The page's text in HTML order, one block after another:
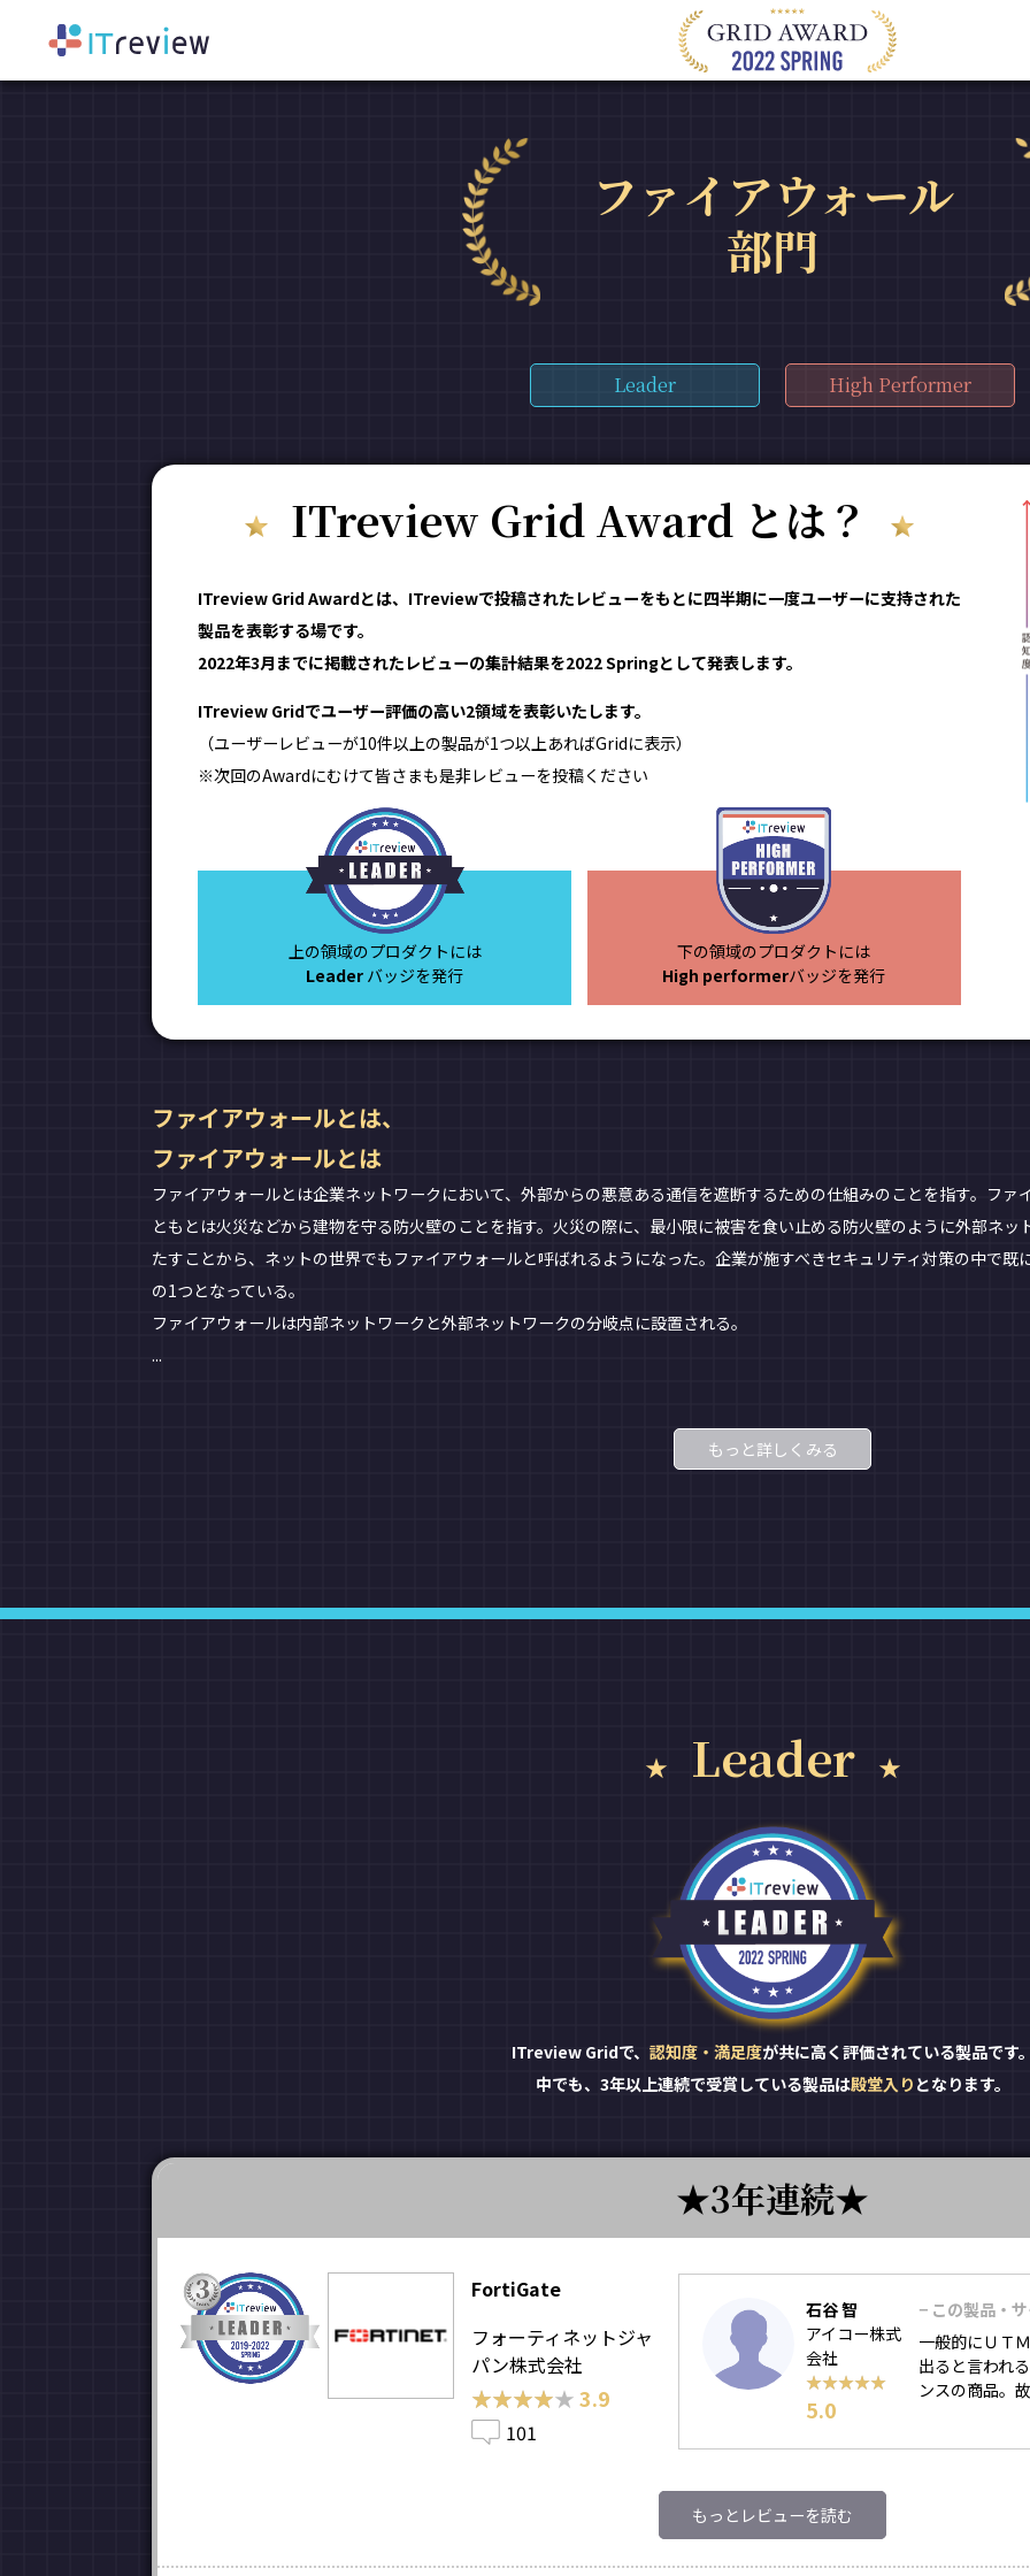
ファイアウォール
部門
Leader High Performer
ITreview Grid Award とは？
ITreview Grid Awardとは、ITreviewで投稿されたレビューをもとに四半期に一度ユーザーに支持された
製品を表彰する場です。
2022年3月までに掲載されたレビューの集計結果を2022 Springとして発表します。
ITreview Gridでユーザー評価の高い2領域を表彰いたします。
（ユーザーレビューが10件以上の製品が1つ以上あればGridに表示）
※次回のAwardにむけて皆さまも是非レビューを投稿ください
上の領域のプロダクトには
Leader バッジを発行
下の領域のプロダクトには
High performerバッジを発行
ファイアウォールとは、
ファイアウォールとは
ファイアウォールとは企業ネットワークにおいて、外部からの悪意ある通信を遮断するための仕組みのことを指す。フ
ともとは火災などから建物を守る防火壁のことを指す。火災の際に、最小限に被害を食い止める防火壁のように外部ネ
たすことから、ネットの世界でもファイアウォールと呼ばれるようになった。企業が施すべきセキュリティ対策の中で
の1つとなっている。
ファイアウォールは内部ネットワークと外部ネットワークの分岐点に設置される。
...
もっと詳しくみる
Leader
ITreview Gridで、 認知度・満足度が共に高く評価されている製品です
中でも、3年以上連続で受賞している製品は殿堂入り となります。
3年連続
FortiGate
フォーティネットジャ
パン株式会社
★★★★★
★★★★★ 3.9
101
石谷 智
アイコー株式
会社
★★★★★
★★★★★
5.0
− この製品・
一般的にＵＴ
出ると言われ
ンスの商品。
もっとレビューを読む